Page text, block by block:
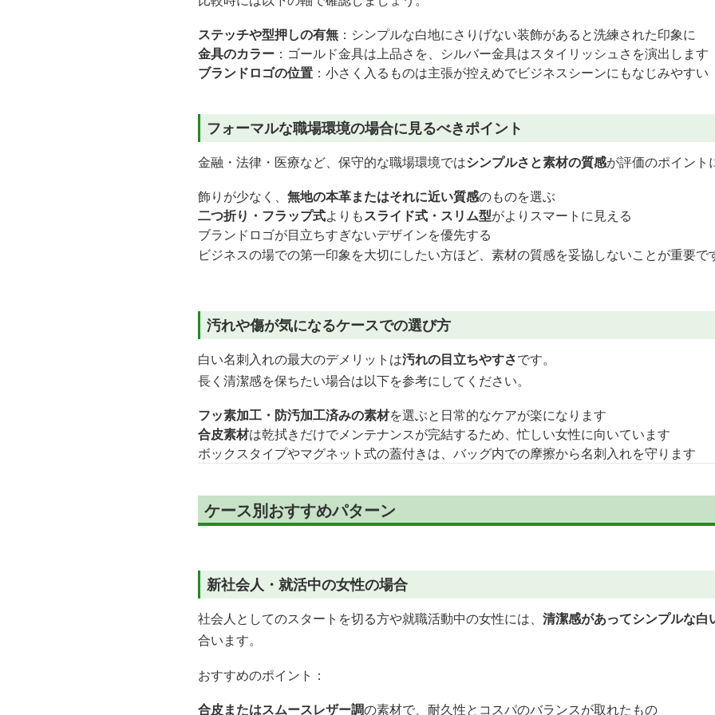
ステッチや型押しの有無 ：シンプルな白地にさりげない装飾があると洗練された印象に
金具のカラー ：ゴールド金具は上品さを、シルバー金具はスタイリッシュさを演出します
ブランドロゴの位置 ：小さく入るものは主張が控えめでビジネスシーンにもなじみやすい
フォーマルな職場環境の場合に見るべきポイント
金融・法律・医療など、保守的な職場環境ではシンプルさと素材の質感が評価のポイント
飾りが少なく、 無地の本革またはそれに近い質感のものを選ぶ
二つ折り・フラップ式よりもスライド式・スリム型がよりスマートに見える
ブランドロゴが目立ちすぎないデザインを優先する
ビジネスの場での第一印象を大切にしたい方ほど、素材の質感を妥協しないことが重要で
汚れや傷が気になるケースでの選び方
白い名刺入れの最大のデメリットは汚れの目立ちやすさです。
長く清潔感を保ちたい場合は以下を参考にしてください。
フッ素加工・防汚加工済みの素材を選ぶと日常的なケアが楽になります
合皮素材は乾拭きだけでメンテナンスが完結するため、忙しい女性に向いています
ボックスタイプやマグネット式の蓋付きは、バッグ内での摩擦から名刺入れを守ります
ケース別おすすめパターン
新社会人・就活中の女性の場合
社会人としてのスタートを切る方や就職活動中の女性には、 清潔感があってシンプルな白
合います。
おすすめのポイント：
合皮またはスムースレザー調の素材で、耐久性とコスパのバランスが取れたもの